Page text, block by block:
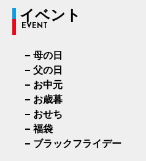
イベント
EVENT
母の日
父の日
お中元
お歳暮
おせち
福袋
ブラックフライデー